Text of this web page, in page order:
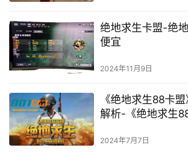
绝地求生卡盟-绝
便宜
2024年11月9日
《绝地求生88卡
解析-《绝地求生
2024年7月7日